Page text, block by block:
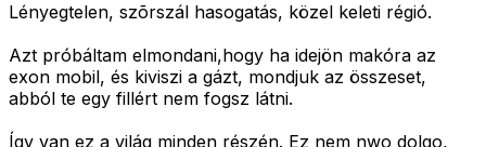
Lényegtelen, szõrszál hasogatás, közel keleti régió.
Azt próbáltam elmondani,hogy ha idejön makóra az
exon mobil, és kiviszi a gázt, mondjuk az összeset,
abból te egy fillért nem fogsz látni.
Így van ez a világ minden részén. Ez nem nwo dolgo,